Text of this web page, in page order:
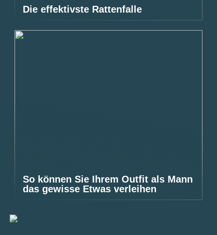
Die effektivste Rattenfalle
So können Sie Ihrem Outfit als Mann
das gewisse Etwas verleihen